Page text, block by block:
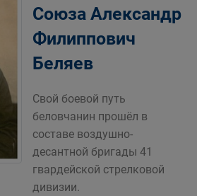
Союза Александр
Филиппович
Беляев
Свой боевой путь
беловчанин прошёл в
составе воздушно-
десантной бригады 41
гвардейской стрелковой
дивизии.